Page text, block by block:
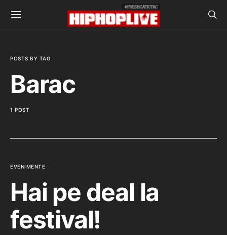
POSTS BY TAG
Barac
1 POST
EVENIMENTE
Hai pe deal la
festival!